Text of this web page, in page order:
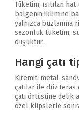
Tüketim; ısıtılan
bölgenin iklimine
yalnızca buzlanma
sezonluk tüketim,
düşüktür.
Hangi çatı
Kiremit, metal,
çatılar ile düz teras
çatı örtüsüne delik
özel klipslerle